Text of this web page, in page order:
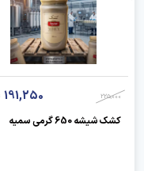
225,000
191,250
کشک شیشه 650 گرمی سمیه